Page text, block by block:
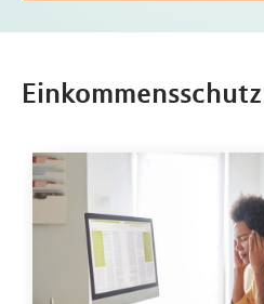
Einkommensschutz